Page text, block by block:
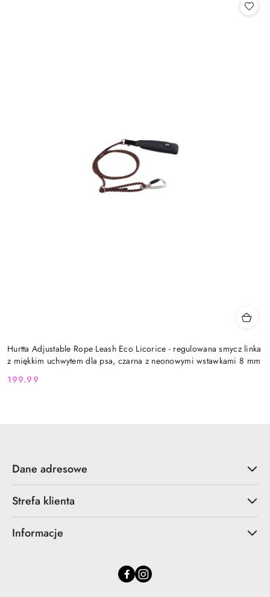
Hurtta Adjustable Rope Leash Eco Licorice - regulowana smycz linka
z miękkim uchwytem dla psa, czarna z neonowymi wstawkami 8 mm
Cena:
199.99
Dane adresowe
Strefa klienta
Informacje